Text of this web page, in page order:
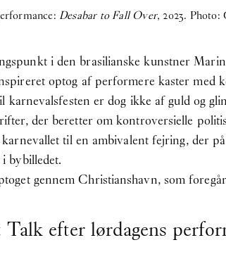
Desabar to Fall Over, 2023. Photo:
i den brasilianske kunstner
optog af performere kaster med
er dog ikke af guld og
der beretter om kontroversielle
til en ambivalent fejring, der
bybilledet.
gennem Christianshavn, som foregår
efter lørdagens